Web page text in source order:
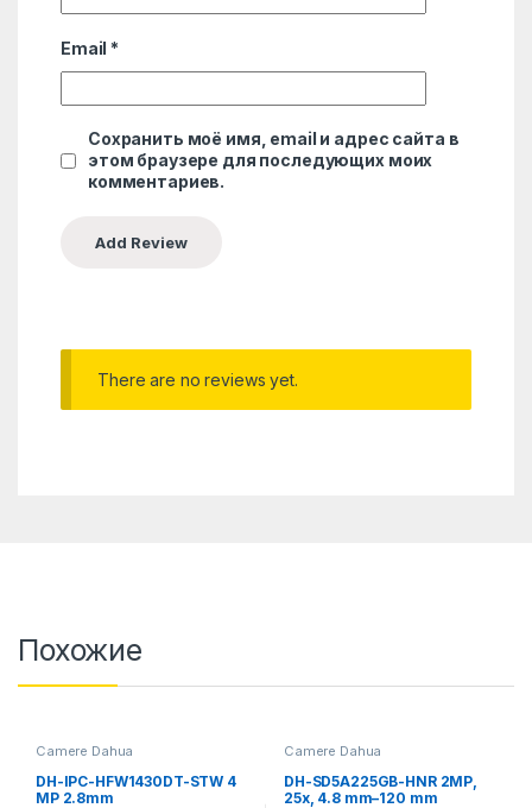
Email *
Сохранить моё имя, email и адрес сайта в
этом браузере для последующих моих
комментариев.
There are no reviews yet.
Похожие
Camere Dahua
DH-IPC-HFW1430DT-STW 4
MP 2.8mm
Camere Dahua
DH-SD5A225GB-HNR 2MP,
25x, 4.8 mm–120 mm